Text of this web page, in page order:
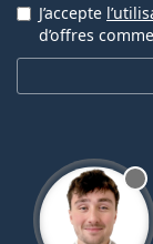
J’accepte
d’offres